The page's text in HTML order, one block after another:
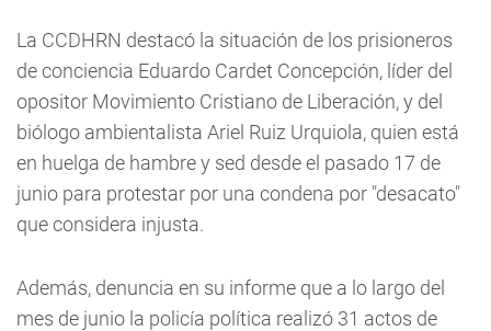
La CCDHRN destacó la situación de los prisioneros
de conciencia Eduardo Cardet Concepción, líder del
opositor Movimiento Cristiano de Liberación, y del
biólogo ambientalista Ariel Ruiz Urquiola, quien está
en huelga de hambre y sed desde el pasado 17 de
junio para protestar por una condena por "desacato"
que considera injusta.
Además, denuncia en su informe que a lo largo del
mes de junio la policía política realizó 31 actos de